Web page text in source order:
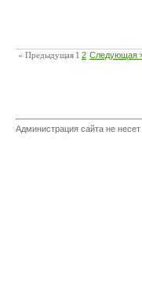
« Предыдущая 1 2 Следующая
Администрация сайта не